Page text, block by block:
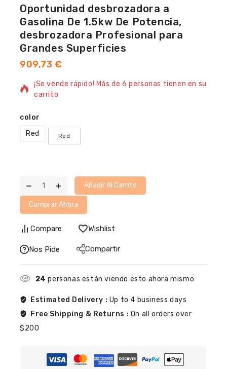
Oportunidad desbrozadora a
Gasolina De 1.5kw De Potencia,
desbrozadora Profesional para
Grandes Superficies
909,73€
15 productos vendidos en las últimas 15 horas
¡Se vende rápido! Más de 6 personas tienen en su
carrito
color
Red
Red
Añadir Al Carrito
Comprar Ahora
Compare Wishlist
Nos Pide Compartir
24 personas están viendo esto ahora mismo
Estimated Delivery : Up to 4 business days
Free Shipping & Returns : On all orders over
$200